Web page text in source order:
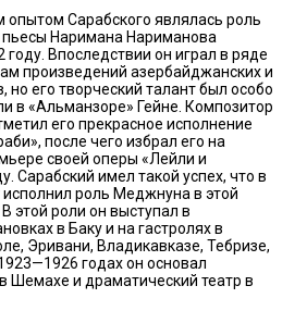
Сарабского являлась роль
пьесы Наримана Нариманова
Впоследствии он играл в ряде
произведений азербайджанских и
но его творческий талант был особо
в «Альманзоре» Гейне. Композитор
его прекрасное исполнение
после чего избрал его на
своей оперы «Лейли и
Сарабский имел такой успех, что в
роль Меджнуна в этой
этой роли он выступал в
в Баку и на гастролях в
Эривани, Владикавказе, Тебризе,
годах он основал
Шемахе и драматический театр в